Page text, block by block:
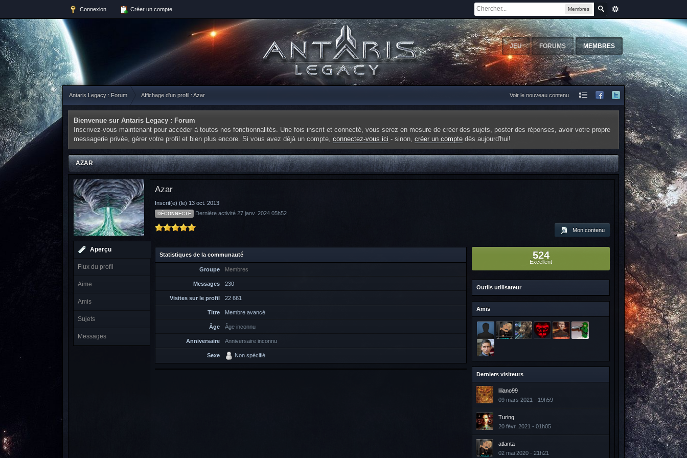
Membres
Connexion Créer un compte
JEU FORUMS MEMBRES
Antaris Legacy : Forum Affichage d'un profil : Azar Voir le nouveau contenu
Bienvenue sur Antaris Legacy : Forum
Inscrivez-vous maintenant pour accéder à toutes nos fonctionnalités. Une fois inscrit et connecté, vous serez en mesure de créer des sujets, poster des réponses, avoir votre propre
messagerie privée, gérer votre profil et bien plus encore. Si vous avez déjà un compte, connectez-vous ici - sinon, créer un compte dès aujourd'hui!
AZAR
Aperçu
Flux du profil
Aime
Amis
Sujets
Messages
Azar
Inscrit(e) (le) 13 oct. 2013
DÉCONNECTÉ Dernière activité 27 janv. 2024 05h52
Mon contenu
Statistiques de la communauté
Groupe Membres
Messages 230
Visites sur le profil 22 661
Titre Membre avancé
Âge Âge inconnu
Anniversaire Anniversaire inconnu
Sexe Non spécifié
524
Excellent
Outils utilisateur
Amis
Derniers visiteurs
liliano99
09 mars 2021 - 19h59
Turing
20 févr. 2021 - 01h05
atlanta
02 mai 2020 - 21h21